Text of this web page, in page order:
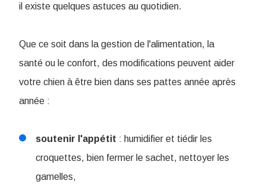
il existe quelques astuces au quotidien.
Que ce soit dans la gestion de l'alimentation, la
santé ou le confort, des modifications peuvent aider
votre chien à être bien dans ses pattes année après
année :
soutenir l'appétit : humidifier et tiédir les
croquettes, bien fermer le sachet, nettoyer les
gamelles,